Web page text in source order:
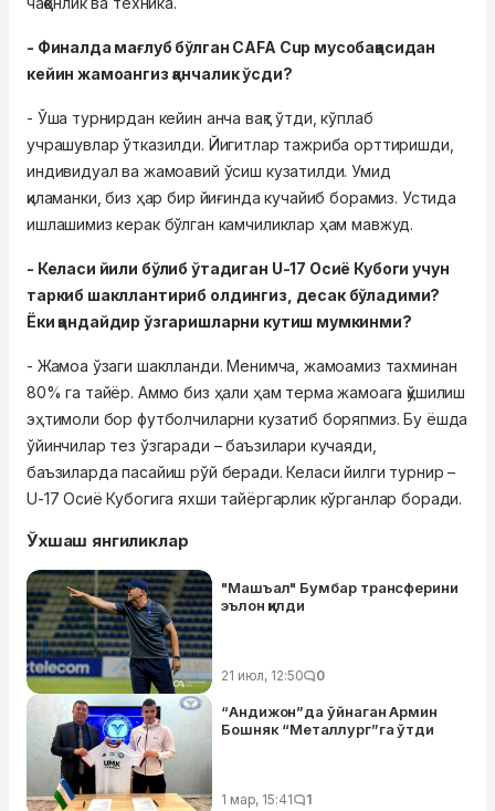
- Финалда мағлуб бўлган CAFA Cup мусобақасидан
кейин жамоангиз қанчалик ўсди?
- Ўша турнирдан кейин анча вақт ўтди, кўплаб
учрашувлар ўтказилди. Йигитлар тажриба орттиришди,
индивидуал ва жамоавий ўсиш кузатилди. Умид
қиламанки, биз ҳар бир йиғинда кучайиб борамиз. Устида
ишлашимиз керак бўлган камчиликлар ҳам мавжуд.
- Келаси йили бўлиб ўтадиган U-17 Осиё Кубоги учун
таркиб шакллантириб олдингиз, десак бўладими?
Ёки қандайдир ўзгаришларни кутиш мумкинми?
- Жамоа ўзаги шаклланди. Менимча, жамоамиз тахминан
80% га тайёр. Аммо биз ҳали ҳам терма жамоага қўшилиш
эҳтимоли бор футболчиларни кузатиб боряпмиз. Бу ёшда
ўйинчилар тез ўзгаради – баъзилари кучаяди,
баъзиларда пасайиш рўй беради. Келаси йилги турнир –
U-17 Осиё Кубогига яхши тайёргарлик кўрганлар боради.
Ўхшаш янгиликлар
"Машъал" Бумбар трансферини
эълон қилди
21 июл, 12:50 0
“Андижон”да ўйнаган Армин
Бошняк “Металлург”га ўтди
1 мар, 15:41 1